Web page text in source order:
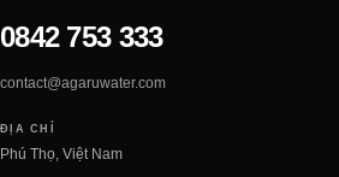
0842 753 333
contact@agaruwater.com
ĐỊA CHỈ
Phú Thọ, Việt Nam